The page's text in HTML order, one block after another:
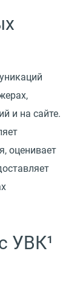
и на сайте.
оценивает
УВК¹